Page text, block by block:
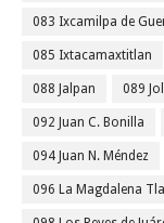
083 Ixcamilpa de
085 Ixtacamaxtitlan
088 Jalpan 089
092 Juan C. Bonilla
094 Juan N. Méndez
096 La Magdalena